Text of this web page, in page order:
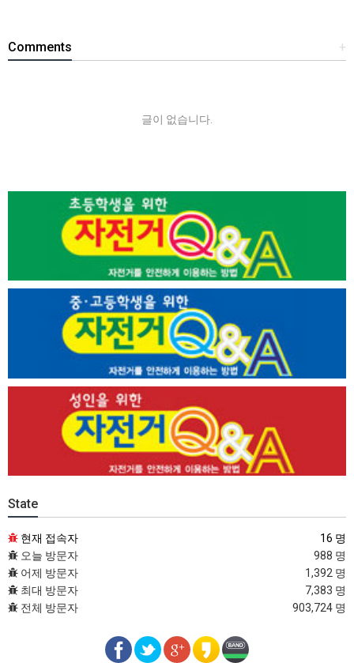
+
Comments
글이 없습니다.
State
현재 접속자
16 명
오늘 방문자
988 명
어제 방문자
1,392 명
최대 방문자
7,383 명
전체 방문자
903,724 명